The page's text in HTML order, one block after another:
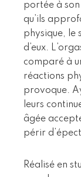
portée à son
qu’ils
physique, le
d’eux.
comparé à
réactions
provoque.
leurs
âgée
périr
Réalisé en